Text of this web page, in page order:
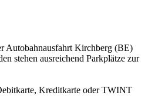
Autobahnausfahrt Kirchberg (BE)
stehen ausreichend Parkplätze zur
Kreditkarte oder TWINT